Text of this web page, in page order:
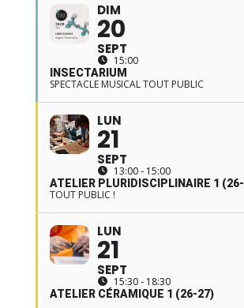
DIM
20
SEPT
15:00
INSECTARIUM
SPECTACLE MUSICAL TOUT PUBLIC
LUN
21
SEPT
13:00 - 15:00
ATELIER PLURIDISCIPLINAIRE 1
TOUT PUBLIC !
LUN
21
SEPT
15:30 - 18:30
ATELIER CÉRAMIQUE 1 (26-27)